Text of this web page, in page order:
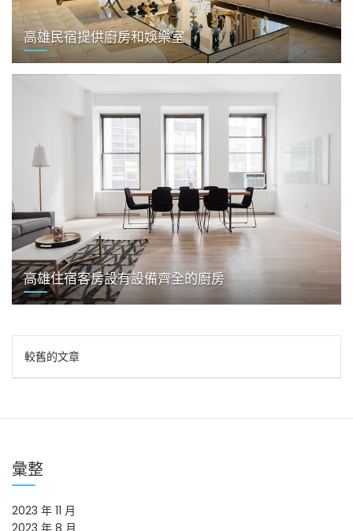
高雄民宿提供廚房和娛樂室
高雄住宿客房設有設備齊全的廚房
文
章
導
覽
較舊的文章
彙整
2023 年 11 月